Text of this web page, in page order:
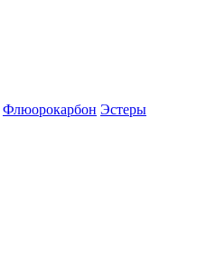
Флюорокарбон Эстеры